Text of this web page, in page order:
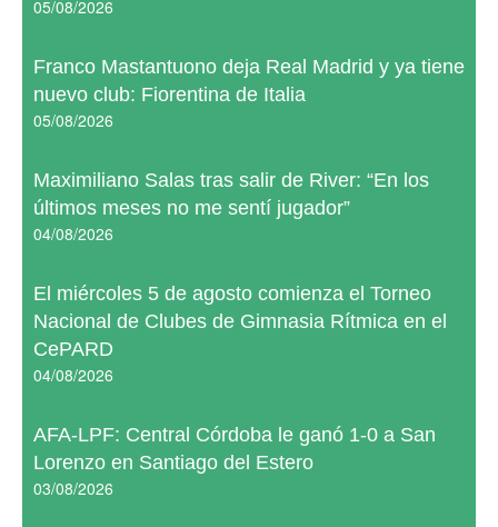
05/08/2026
Franco Mastantuono deja Real Madrid y ya tiene
nuevo club: Fiorentina de Italia
05/08/2026
Maximiliano Salas tras salir de River: “En los
últimos meses no me sentí jugador”
04/08/2026
El miércoles 5 de agosto comienza el Torneo
Nacional de Clubes de Gimnasia Rítmica en el
CePARD
04/08/2026
AFA-LPF: Central Córdoba le ganó 1-0 a San
Lorenzo en Santiago del Estero
03/08/2026